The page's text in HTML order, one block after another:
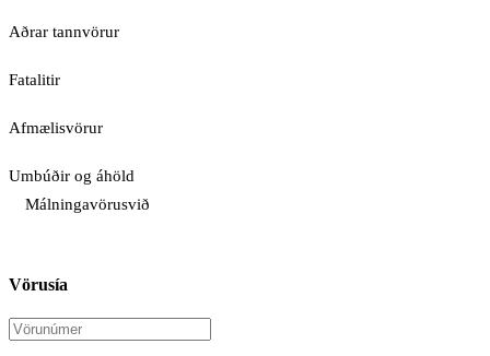
Aðrar tannvörur
Fatalitir
Afmælisvörur
Umbúðir og áhöld
Málningavörusvið
Vörusía